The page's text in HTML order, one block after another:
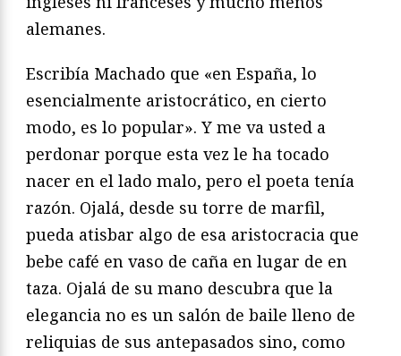
alemanes.
Escribía Machado que «en España, lo
esencialmente aristocrático, en cierto
modo, es lo popular». Y me va usted a
perdonar porque esta vez le ha tocado
nacer en el lado malo, pero el poeta tenía
razón. Ojalá, desde su torre de marfil,
pueda atisbar algo de esa aristocracia que
bebe café en vaso de caña en lugar de en
taza. Ojalá de su mano descubra que la
elegancia no es un salón de baile lleno de
reliquias de sus antepasados sino, como